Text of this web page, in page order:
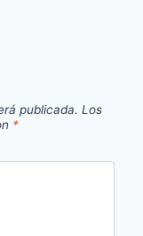
publicada. Los
*